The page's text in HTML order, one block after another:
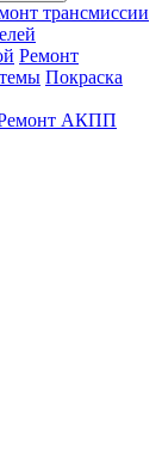
трансмиссии
Ремонт
Покраска
АКПП